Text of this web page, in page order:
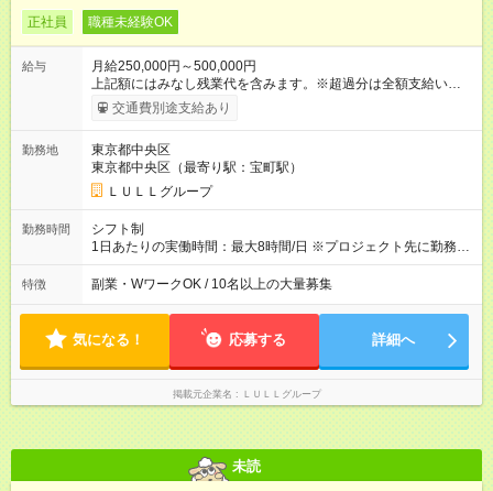
正社員 職種未経験OK
給与
月給250,000円～500,000円
上記額にはみなし残業代を含みます。※超過分は全額支給いたし
ます。 みなし残業代 21,675円／月 みなし残業時間 12時間／月 -
------------------------------------------------------- ≪経験者の方は以下と
万円～＋業績賞与＋交通費＋各種手当 ※固定残業代（30時間/6
万6，610円分）を含む。超過分は追加支給いたします 能力やス
キルを考慮し初任給を決定。経験者の方は前給考慮も可能で
す！ ◎昇給年1回（研修終了後） ◎賞与年2回（2月・8月）＋業
績賞与あり ◤スキルアップも、収入アップも。◢ 入社後の成長
や頑張りは、しっかり給与で還元しています。 実際にほぼ全員
上アップした社員も。 エンジニアへの還元率は業界高水準の
87％。 スキルを磨いた分だけ、収入アップも目指せる環境で
す！ 【試用期間】試用期間あり 試用期間の長さ：6ヶ月 ※ 雇用
形態と給与に、本採用時と異なる部分があります。 雇用形態：
中途採用（契約社員） 給与：月給 230,000円以上 上記額にはみ
なし残業代を含みます。※超過分は全額支給いたします。 みな
別途支給いたします ※研修期間中（最大12ヶ月間）も、試用期
交通費別途支給あり
勤務地
東京都中央区
東京都中央区（最寄り駅：宝町駅）
ＬＵＬＬグループ
勤務時間
シフト制
1日あたりの実働時間：最大8時間/日 ※プロジェクト先に勤務時
間は異なります 【シフト例】 ・10時00分～19時00分 ・9時00
分～18時00分 平均残業時間：月10時間以内
特徴 副業・WワークOK / 10名以上の大量募集
気になる！ 応募する 詳細へ
掲載元企業名 ＬＵＬＬグループ
未読